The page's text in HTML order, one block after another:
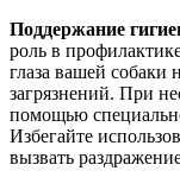
Поддержание
роль в
глаза вашей собаки
загрязнений. При
помощью
Избегайте
вызвать